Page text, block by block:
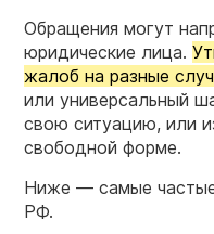
Обращения могут
юридические лица.
жалоб на разные
или универсальный
свою ситуацию, или
свободной форме.
Ниже — самые
РФ.